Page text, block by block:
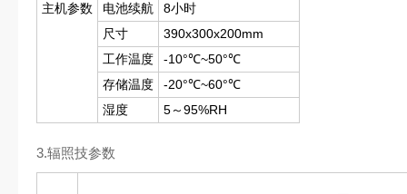
主机参数
电池续航
8小时
尺寸
390x300x200mm
工作温度
-10°℃~50°℃
存储温度
-20°℃~60°℃
湿度
5～95%RH
3.辐照技参数